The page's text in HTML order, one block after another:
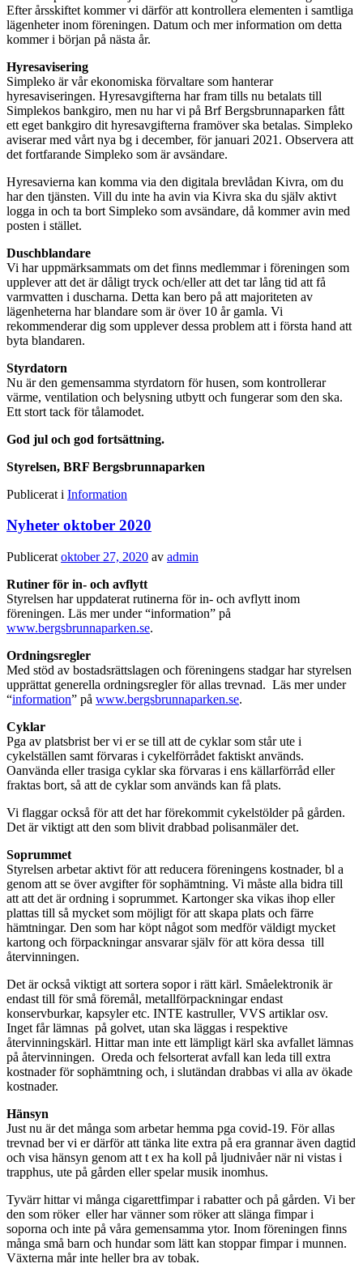
Efter årsskiftet kommer vi därför att kontrollera elementen i samtliga
lägenheter inom föreningen. Datum och mer information om detta
kommer i början på nästa år.
Hyresavisering
Simpleko är vår ekonomiska förvaltare som hanterar
hyresaviseringen. Hyresavgifterna har fram tills nu betalats till
Simplekos bankgiro, men nu har vi på Brf Bergsbrunnaparken fått
ett eget bankgiro dit hyresavgifterna framöver ska betalas. Simpleko
aviserar med vårt nya bg i december, för januari 2021. Observera att
det fortfarande Simpleko som är avsändare.
Hyresavierna kan komma via den digitala brevlådan Kivra, om du
har den tjänsten. Vill du inte ha avin via Kivra ska du själv aktivt
logga in och ta bort Simpleko som avsändare, då kommer avin med
posten i stället.
Duschblandare
Vi har uppmärksammats om det finns medlemmar i föreningen som
upplever att det är dåligt tryck och/eller att det tar lång tid att få
varmvatten i duscharna. Detta kan bero på att majoriteten av
lägenheterna har blandare som är över 10 år gamla. Vi
rekommenderar dig som upplever dessa problem att i första hand att
byta blandaren.
Styrdatorn
Nu är den gemensamma styrdatorn för husen, som kontrollerar
värme, ventilation och belysning utbytt och fungerar som den ska.
Ett stort tack för tålamodet.
God jul och god fortsättning.
Styrelsen, BRF Bergsbrunnaparken
Publicerat i Information
Nyheter oktober 2020
Publicerat oktober 27, 2020 av admin
Rutiner för in- och avflytt
Styrelsen har uppdaterat rutinerna för in- och avflytt inom
föreningen. Läs mer under “information” på
www.bergsbrunnaparken.se.
Ordningsregler
Med stöd av bostadsrättslagen och föreningens stadgar har styrelsen
upprättat generella ordningsregler för allas trevnad. Läs mer under
“information” på www.bergsbrunnaparken.se.
Cyklar
Pga av platsbrist ber vi er se till att de cyklar som står ute i
cykelställen samt förvaras i cykelförrådet faktiskt används.
Oanvända eller trasiga cyklar ska förvaras i ens källarförråd eller
fraktas bort, så att de cyklar som används kan få plats.
Vi flaggar också för att det har förekommit cykelstölder på gården.
Det är viktigt att den som blivit drabbad polisanmäler det.
Soprummet
Styrelsen arbetar aktivt för att reducera föreningens kostnader, bl a
genom att se över avgifter för sophämtning. Vi måste alla bidra till
att att det är ordning i soprummet. Kartonger ska vikas ihop eller
plattas till så mycket som möjligt för att skapa plats och färre
hämtningar. Den som har köpt något som medför väldigt mycket
kartong och förpackningar ansvarar själv för att köra dessa till
återvinningen.
Det är också viktigt att sortera sopor i rätt kärl. Småelektronik är
endast till för små föremål, metallförpackningar endast
konservburkar, kapsyler etc. INTE kastruller, VVS artiklar osv.
Inget får lämnas på golvet, utan ska läggas i respektive
återvinningskärl. Hittar man inte ett lämpligt kärl ska avfallet lämnas
på återvinningen. Oreda och felsorterat avfall kan leda till extra
kostnader för sophämtning och, i slutändan drabbas vi alla av ökade
kostnader.
Hänsyn
Just nu är det många som arbetar hemma pga covid-19. För allas
trevnad ber vi er därför att tänka lite extra på era grannar även dagtid
och visa hänsyn genom att t ex ha koll på ljudnivåer när ni vistas i
trapphus, ute på gården eller spelar musik inomhus.
Tyvärr hittar vi många cigarettfimpar i rabatter och på gården. Vi ber
den som röker eller har vänner som röker att slänga fimpar i
soporna och inte på våra gemensamma ytor. Inom föreningen finns
många små barn och hundar som lätt kan stoppar fimpar i munnen.
Växterna mår inte heller bra av tobak.